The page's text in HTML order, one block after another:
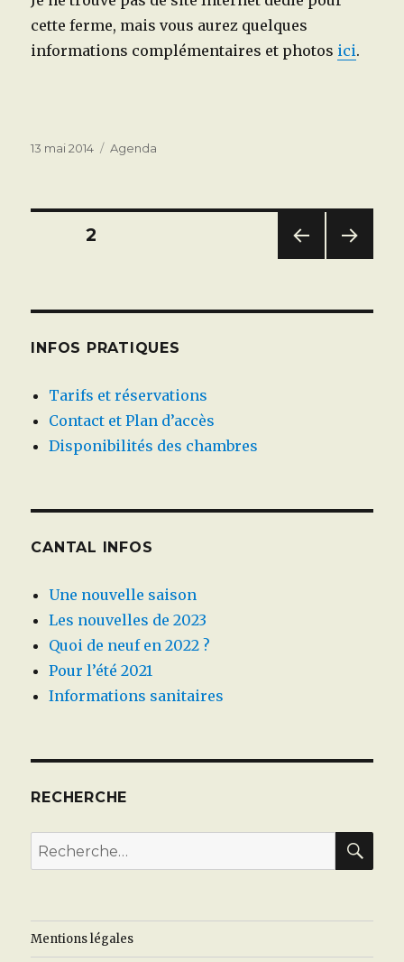
cette ferme, mais vous aurez quelques
informations complémentaires et photos ici.
Publié
13 mai 2014 Catégories
Agenda
Navigation
articles
ÉDE
PAGE2
ANT
INFOS PRATIQUES
Tarifs et réservations
Contact et Plan d’accès
Disponibilités des chambres
CANTAL INFOS
Une nouvelle saison
Les nouvelles de 2023
Quoi de neuf en 2022 ?
Pour l’été 2021
Informations sanitaires
RECHERCHE
Recherche
pour
Mentions légales